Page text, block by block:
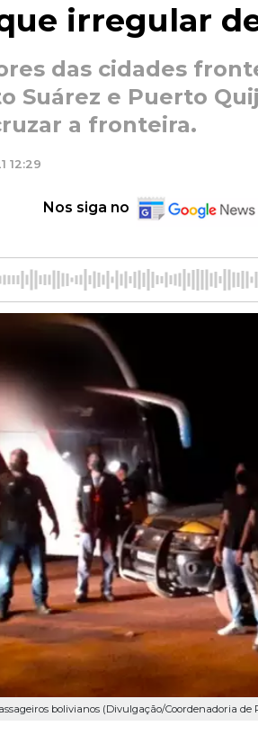
irregular
das cidades
Suárez e Puerto
a fronteira.
12:29
Nos siga no
bolivianos (Divulgação/Coordenadoria de